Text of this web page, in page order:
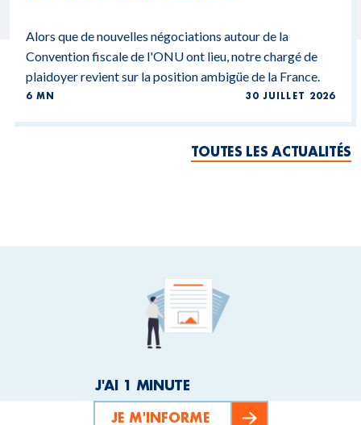
Alors que de nouvelles négociations autour de la
Convention fiscale de l'ONU ont lieu, notre chargé de
plaidoyer revient sur la position ambigüe de la France.
6 MN 30 JUILLET 2026
TOUTES LES ACTUALITÉS
J'AI 1 MINUTE
JE M'INFORME